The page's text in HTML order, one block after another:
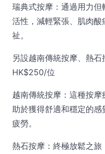
瑞典式按摩：通過用力
活性，減輕緊張、肌肉
祉。
另設越南傳統按摩、熱
HK$250/位
越南傳統按摩：這種按
助於獲得舒適和穩定的
疲勞。
熱石按摩：終極放鬆之